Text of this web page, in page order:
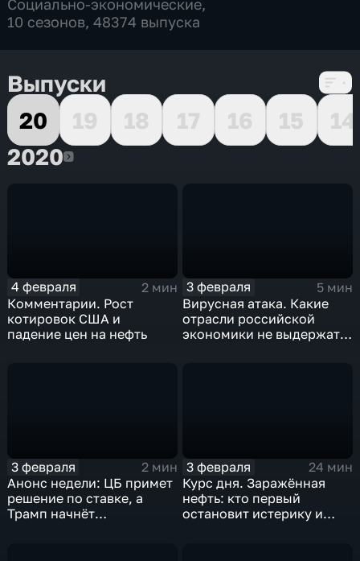
Социально-экономические,
10 сезонов, 48374 выпуска
Выпуски
20
19 18 17 16 15
14
20202020
4 февраля
2 мин
Комментарии. Рост
котировок США и
падение цен на нефть
3 февраля
5 мин
Вирусная атака. Какие
отрасли российской
экономики не выдержат
3 февраля
2 мин
Анонс недели: ЦБ примет
решение по ставке, а
Трамп начнёт
3 февраля
24 мин
Курс дня. Заражённая
нефть: кто первый
остановит истерику и